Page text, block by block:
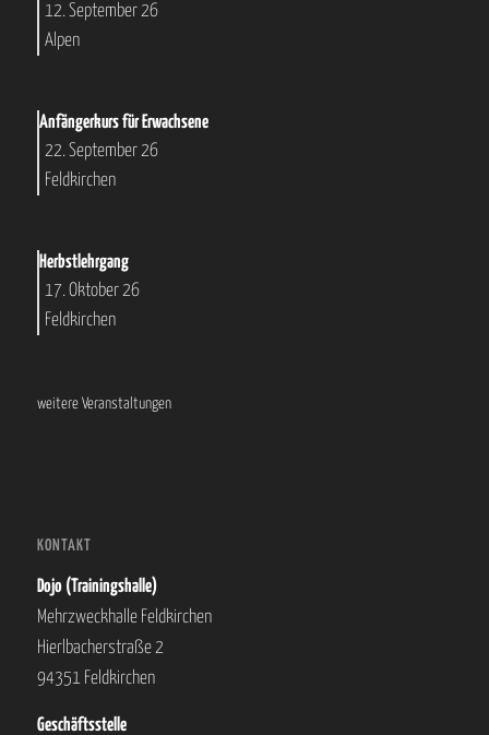
12. September 26
Alpen
Anfängerkurs für Erwachsene
22. September 26
Feldkirchen
Herbstlehrgang
17. Oktober 26
Feldkirchen
weitere Veranstaltungen
KONTAKT
Dojo (Trainingshalle)
Mehrzweckhalle Feldkirchen
Hierlbacherstraße 2
94351 Feldkirchen
Geschäftsstelle